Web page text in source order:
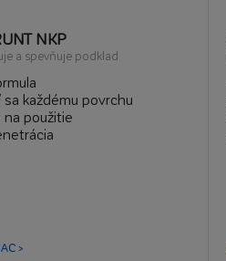
NKP
a spevňuje podklad
každému povrchu
na použitie
>